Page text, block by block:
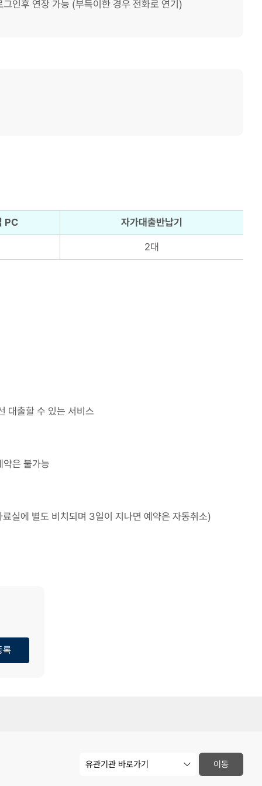
인후 연장 가능 (부득이한 경우 전화로 연기)
PC 자가대출반납기
2대
대출할 수 있는 서비스
은 불가능
실에 별도 비치되며 3일이 지나면 예약은 자동취소)
록
관
이동